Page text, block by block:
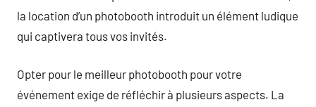
la location d’un photobooth introduit un élément ludique
qui captivera tous vos invités.
Opter pour le meilleur photobooth pour votre
événement exige de réfléchir à plusieurs aspects. La